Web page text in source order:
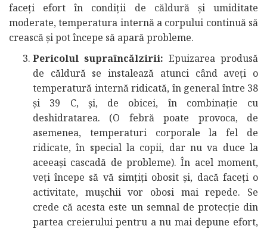
faceți efort în condiții de căldură și umiditate
moderate, temperatura internă a corpului continuă să
crească și pot începe să apară probleme.
Pericolul supraîncălzirii: Epuizarea produsă
de căldură se instalează atunci când aveți o
temperatură internă ridicată, în general între 38
și 39 C, și, de obicei, în combinație cu
deshidratarea. (O febră poate provoca, de
asemenea, temperaturi corporale la fel de
ridicate, în special la copii, dar nu va duce la
aceeași cascadă de probleme). În acel moment,
veți începe să vă simțiți obosit și, dacă faceți o
activitate, mușchii vor obosi mai repede. Se
crede că acesta este un semnal de protecție din
partea creierului pentru a nu mai depune efort,